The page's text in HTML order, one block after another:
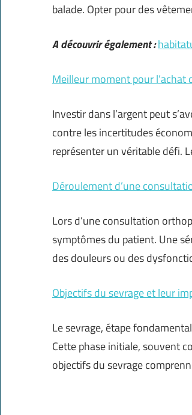
balade. Opter pour des
A découvrir également :
Meilleur moment pour l’achat
Investir dans l’argent peut
contre les incertitudes
représenter un véritable défi.
Déroulement d’une
Lors d’une consultation
symptômes du patient. Une
des douleurs ou des
Objectifs du sevrage et leur
Le sevrage, étape
Cette phase initiale, souvent
objectifs du sevrage